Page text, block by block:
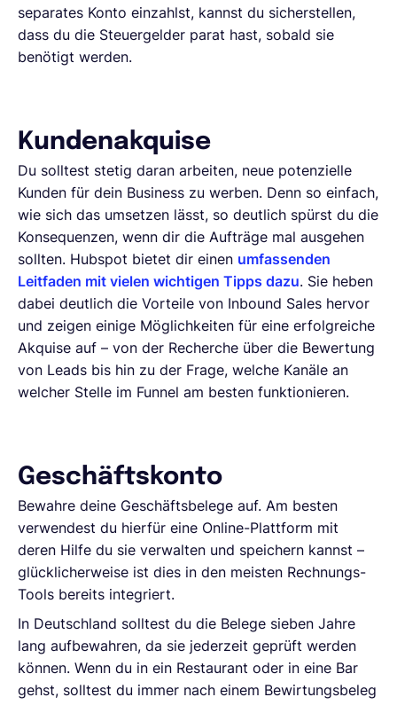
separates Konto einzahlst, kannst du sicherstellen,
dass du die Steuergelder parat hast, sobald sie
benötigt werden.
Kundenakquise
Du solltest stetig daran arbeiten, neue potenzielle
Kunden für dein Business zu werben. Denn so einfach,
wie sich das umsetzen lässt, so deutlich spürst du die
Konsequenzen, wenn dir die Aufträge mal ausgehen
sollten. Hubspot bietet dir einen umfassenden
Leitfaden mit vielen wichtigen Tipps dazu. Sie heben
dabei deutlich die Vorteile von Inbound Sales hervor
und zeigen einige Möglichkeiten für eine erfolgreiche
Akquise auf – von der Recherche über die Bewertung
von Leads bis hin zu der Frage, welche Kanäle an
welcher Stelle im Funnel am besten funktionieren.
Geschäftskonto
Bewahre deine Geschäftsbelege auf. Am besten
verwendest du hierfür eine Online-Plattform mit
deren Hilfe du sie verwalten und speichern kannst –
glücklicherweise ist dies in den meisten Rechnungs-
Tools bereits integriert.
In Deutschland solltest du die Belege sieben Jahre
lang aufbewahren, da sie jederzeit geprüft werden
können. Wenn du in ein Restaurant oder in eine Bar
gehst, solltest du immer nach einem Bewirtungsbeleg